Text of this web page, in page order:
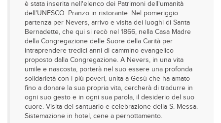
è stata inserita nell'elenco dei Patrimoni dell'umanità
dell'UNESCO. Pranzo in ristorante. Nel pomeriggio
partenza per Nevers, arrivo e visita dei luoghi di Santa
Bernadette, che qui si recò nel 1866, nella Casa Madre
della Congregazione delle Suore della Carità per
intraprendere tredici anni di cammino evangelico
proposto dalla Congregazione. A Nevers, in una vita
umile e nascosta, porterà nel suo essere una profonda
solidarietà con i più poveri, unita a Gesù che ha amato
fino a donare la sua propria vita, cercherà di tradurre in
ogni suo gesto e in ogni sua parola, il desiderio del suo
cuore. Visita del santuario e celebrazione della S. Messa.
Sistemazione in hotel, cene a pernottamento.